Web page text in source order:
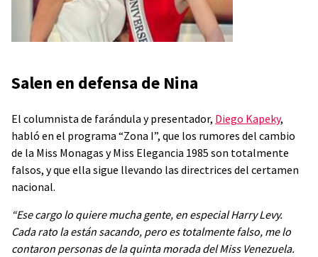
Salen en defensa de Nina
El columnista de farándula y presentador, Diego Kapeky,
habló en el programa “Zona I”, que los rumores del cambio
de la Miss Monagas y Miss Elegancia 1985 son totalmente
falsos, y que ella sigue llevando las directrices del certamen
nacional.
“Ese cargo lo quiere mucha gente, en especial Harry Levy.
Cada rato la están sacando, pero es totalmente falso, me lo
contaron personas de la quinta morada del Miss Venezuela.